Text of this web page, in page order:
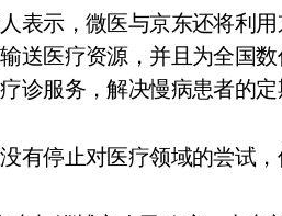
表示，微医与京东还将利
送医疗资源，并且为全国
诊服务，解决慢病患者的定
有停止对医疗领域的尝试，